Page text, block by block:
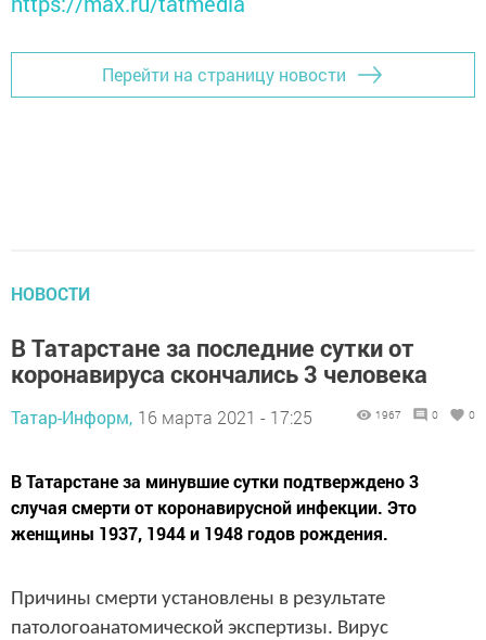
Перейти на страницу новости
НОВОСТИ
В Татарстане за последние сутки от
коронавируса скончались 3 человека
Татар-Информ, 16 марта 2021 - 17:25 1967 0 0
​​​​​​​В Татарстане за минувшие сутки подтверждено 3
случая смерти от коронавирусной инфекции. Это
женщины 1937, 1944 и 1948 годов рождения.
Причины смерти установлены в результате
патологоанатомической экспертизы. Вирус